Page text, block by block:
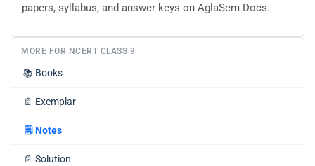
papers, syllabus, and answer keys on AglaSem Docs.
MORE FOR NCERT CLASS 9
📚 Books
📄 Exemplar
🗒️ Notes
📄 Solution